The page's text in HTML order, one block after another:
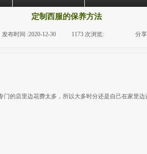
定制西服的保养方法
发布时间 :2020-12-30 1173 次浏览: 分
的店里边花费太多，所以大多时分还是自己在家里